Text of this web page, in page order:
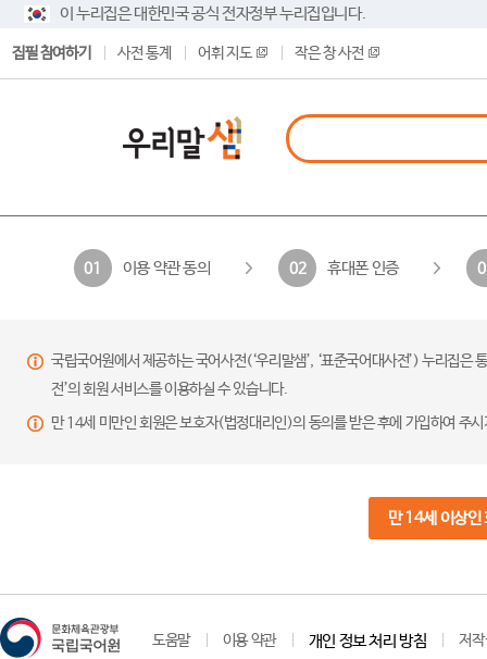
이 누리집은 대한민국 공식 전자정부 누리집입니다.
집필 참여하기 사전 통계 어휘 지도 작은 창 사전
01 이용 약관 동의 02 휴대폰 인증
국립국어원에서 제공하는 국어사전(‘우리말샘’, ‘표준국어대사전’) 누리집
전’의 회원 서비스를 이용하실 수 있습니다.
만 14세 미만인 회원은 보호자(법정대리인)의 동의를 받은 후에 가입하여 주
만 14세 이상인
도움말 이용 약관 개인 정보 처리 방침 저